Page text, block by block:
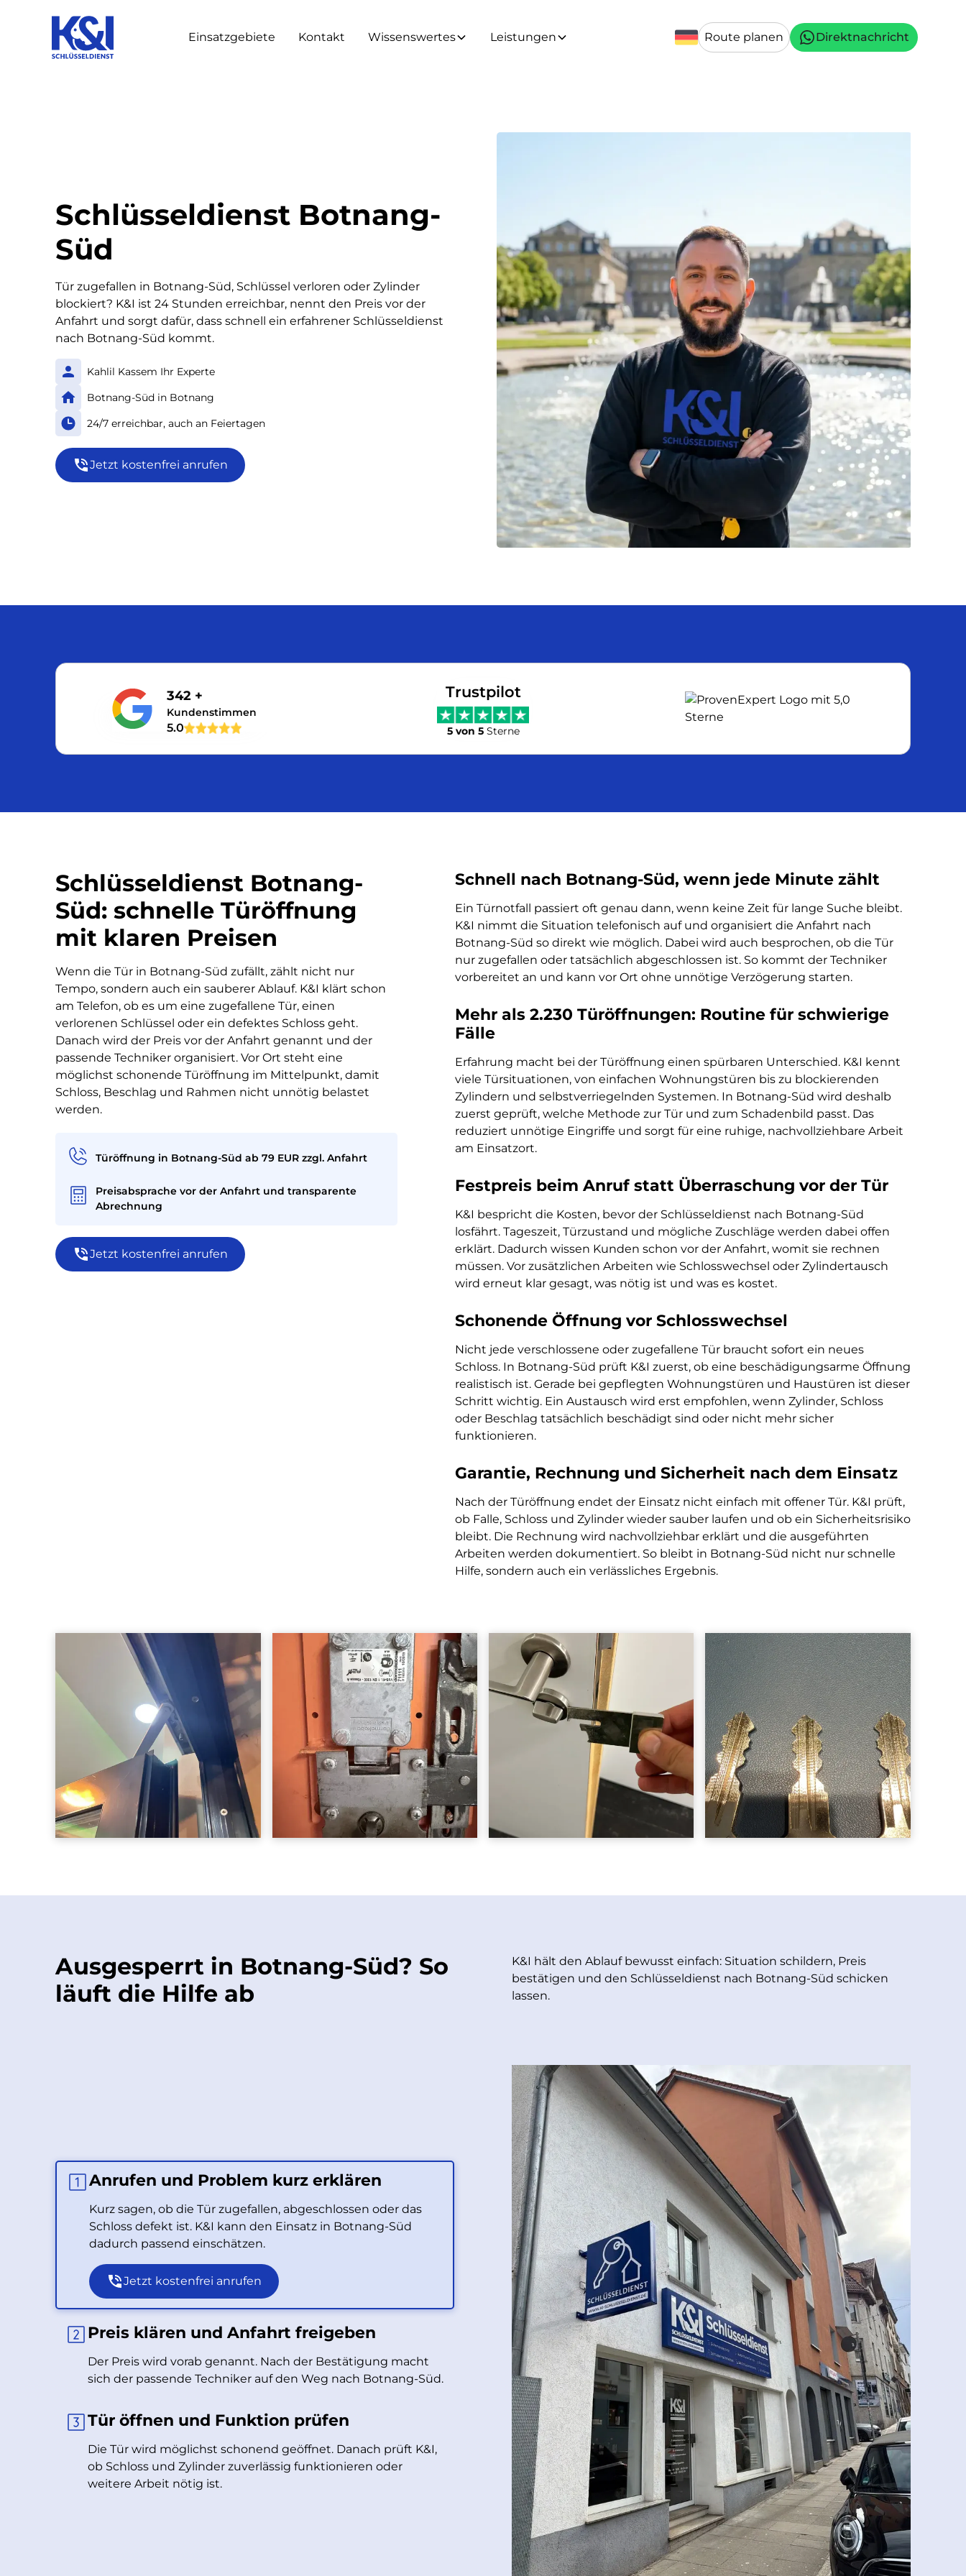
Einsatzgebiete Kontakt Wissenswertes Leistungen Route planen Direktnachricht
Schlüsseldienst Botnang-
Süd
Tür zugefallen in Botnang-Süd, Schlüssel verloren oder Zylinder
blockiert? K&I ist 24 Stunden erreichbar, nennt den Preis vor der
Anfahrt und sorgt dafür, dass schnell ein erfahrener Schlüsseldienst
nach Botnang-Süd kommt.
Kahlil Kassem Ihr Experte
Botnang-Süd in Botnang
24/7 erreichbar, auch an Feiertagen
Jetzt kostenfrei anrufen
342 +
Kundenstimmen
5.0
Trustpilot
5 von 5 Sterne
Schlüsseldienst Botnang-
Süd: schnelle Türöffnung
mit klaren Preisen
Wenn die Tür in Botnang-Süd zufällt, zählt nicht nur
Tempo, sondern auch ein sauberer Ablauf. K&I klärt schon
am Telefon, ob es um eine zugefallene Tür, einen
verlorenen Schlüssel oder ein defektes Schloss geht.
Danach wird der Preis vor der Anfahrt genannt und der
passende Techniker organisiert. Vor Ort steht eine
möglichst schonende Türöffnung im Mittelpunkt, damit
Schloss, Beschlag und Rahmen nicht unnötig belastet
werden.
Türöffnung in Botnang-Süd ab 79 EUR zzgl. Anfahrt
Preisabsprache vor der Anfahrt und transparente
Abrechnung
Jetzt kostenfrei anrufen
Schnell nach Botnang-Süd, wenn jede Minute zählt
Ein Türnotfall passiert oft genau dann, wenn keine Zeit für lange Suche bleibt.
K&I nimmt die Situation telefonisch auf und organisiert die Anfahrt nach
Botnang-Süd so direkt wie möglich. Dabei wird auch besprochen, ob die Tür
nur zugefallen oder tatsächlich abgeschlossen ist. So kommt der Techniker
vorbereitet an und kann vor Ort ohne unnötige Verzögerung starten.
Mehr als 2.230 Türöffnungen: Routine für schwierige
Fälle
Erfahrung macht bei der Türöffnung einen spürbaren Unterschied. K&I kennt
viele Türsituationen, von einfachen Wohnungstüren bis zu blockierenden
Zylindern und selbstverriegelnden Systemen. In Botnang-Süd wird deshalb
zuerst geprüft, welche Methode zur Tür und zum Schadenbild passt. Das
reduziert unnötige Eingriffe und sorgt für eine ruhige, nachvollziehbare Arbeit
am Einsatzort.
Festpreis beim Anruf statt Überraschung vor der Tür
K&I bespricht die Kosten, bevor der Schlüsseldienst nach Botnang-Süd
losfährt. Tageszeit, Türzustand und mögliche Zuschläge werden dabei offen
erklärt. Dadurch wissen Kunden schon vor der Anfahrt, womit sie rechnen
müssen. Vor zusätzlichen Arbeiten wie Schlosswechsel oder Zylindertausch
wird erneut klar gesagt, was nötig ist und was es kostet.
Schonende Öffnung vor Schlosswechsel
Nicht jede verschlossene oder zugefallene Tür braucht sofort ein neues
Schloss. In Botnang-Süd prüft K&I zuerst, ob eine beschädigungsarme Öffnung
realistisch ist. Gerade bei gepflegten Wohnungstüren und Haustüren ist dieser
Schritt wichtig. Ein Austausch wird erst empfohlen, wenn Zylinder, Schloss
oder Beschlag tatsächlich beschädigt sind oder nicht mehr sicher
funktionieren.
Garantie, Rechnung und Sicherheit nach dem Einsatz
Nach der Türöffnung endet der Einsatz nicht einfach mit offener Tür. K&I prüft,
ob Falle, Schloss und Zylinder wieder sauber laufen und ob ein Sicherheitsrisiko
bleibt. Die Rechnung wird nachvollziehbar erklärt und die ausgeführten
Arbeiten werden dokumentiert. So bleibt in Botnang-Süd nicht nur schnelle
Hilfe, sondern auch ein verlässliches Ergebnis.
Ausgesperrt in Botnang-Süd? So
läuft die Hilfe ab
K&I hält den Ablauf bewusst einfach: Situation schildern, Preis
bestätigen und den Schlüsseldienst nach Botnang-Süd schicken
lassen.
Anrufen und Problem kurz erklären
Kurz sagen, ob die Tür zugefallen, abgeschlossen oder das
Schloss defekt ist. K&I kann den Einsatz in Botnang-Süd
dadurch passend einschätzen.
Jetzt kostenfrei anrufen
Preis klären und Anfahrt freigeben
Der Preis wird vorab genannt. Nach der Bestätigung macht
sich der passende Techniker auf den Weg nach Botnang-Süd.
Tür öffnen und Funktion prüfen
Die Tür wird möglichst schonend geöffnet. Danach prüft K&I,
ob Schloss und Zylinder zuverlässig funktionieren oder
weitere Arbeit nötig ist.